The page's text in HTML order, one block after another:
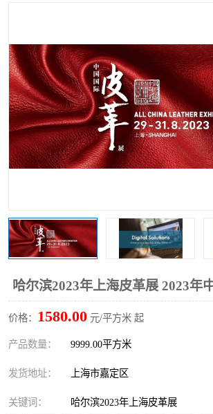
哈尔滨2023年上海皮革展 2023年
价格： 1580.00 元/平方米 起
产品数量： 9999.00平方米
发货地址： 上海市嘉定区
关键词： 哈尔滨2023年上海皮革展